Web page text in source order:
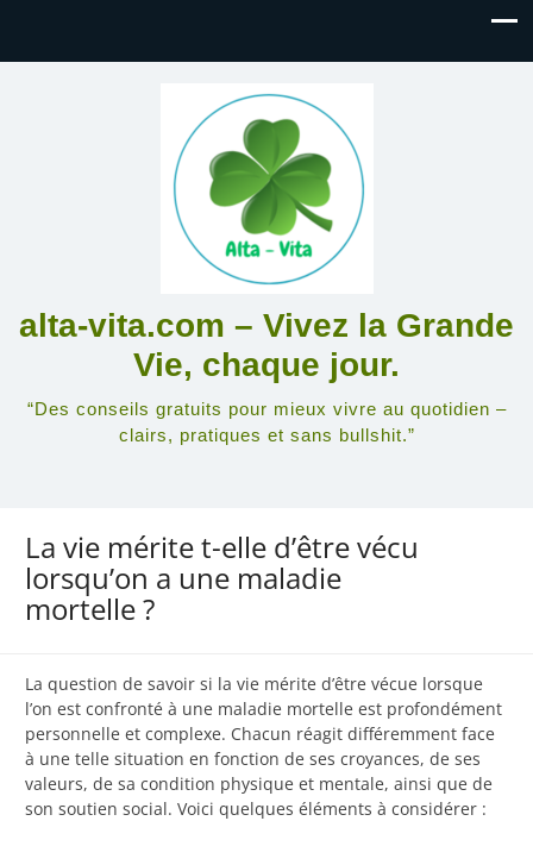
alta-vita.com – Vivez la Grande
Vie, chaque jour.
“Des conseils gratuits pour mieux vivre au quotidien –
clairs, pratiques et sans bullshit.”
La vie mérite t-elle d’être vécu
lorsqu’on a une maladie
mortelle ?
La question de savoir si la vie mérite d’être vécue lorsque
l’on est confronté à une maladie mortelle est profondément
personnelle et complexe. Chacun réagit différemment face
à une telle situation en fonction de ses croyances, de ses
valeurs, de sa condition physique et mentale, ainsi que de
son soutien social. Voici quelques éléments à considérer :